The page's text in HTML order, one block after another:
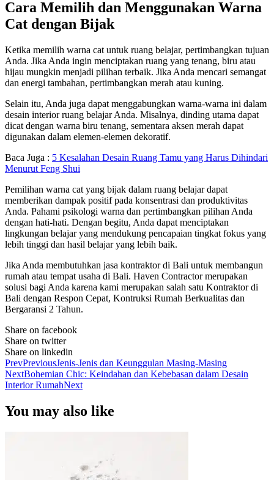
Cara Memilih dan Menggunakan Warna
Cat dengan Bijak
Ketika memilih warna cat untuk ruang belajar, pertimbangkan tujuan
Anda. Jika Anda ingin menciptakan ruang yang tenang, biru atau
hijau mungkin menjadi pilihan terbaik. Jika Anda mencari semangat
dan energi tambahan, pertimbangkan merah atau kuning.
Selain itu, Anda juga dapat menggabungkan warna-warna ini dalam
desain interior ruang belajar Anda. Misalnya, dinding utama dapat
dicat dengan warna biru tenang, sementara aksen merah dapat
digunakan dalam elemen-elemen dekoratif.
Baca Juga : 5 Kesalahan Desain Ruang Tamu yang Harus Dihindari
Menurut Feng Shui
Pemilihan warna cat yang bijak dalam ruang belajar dapat
memberikan dampak positif pada konsentrasi dan produktivitas
Anda. Pahami psikologi warna dan pertimbangkan pilihan Anda
dengan hati-hati. Dengan begitu, Anda dapat menciptakan
lingkungan belajar yang mendukung pencapaian tingkat fokus yang
lebih tinggi dan hasil belajar yang lebih baik.
Jika Anda membutuhkan jasa kontraktor di Bali untuk membangun
rumah atau tempat usaha di Bali. Haven Contractor merupakan
solusi bagi Anda karena kami merupakan salah satu Kontraktor di
Bali dengan Respon Cepat, Kontruksi Rumah Berkualitas dan
Bergaransi 2 Tahun.
Share on facebook
Share on twitter
Share on linkedin
PrevPreviousJenis-Jenis dan Keunggulan Masing-Masing
NextBohemian Chic: Keindahan dan Kebebasan dalam Desain
Interior RumahNext
You may also like